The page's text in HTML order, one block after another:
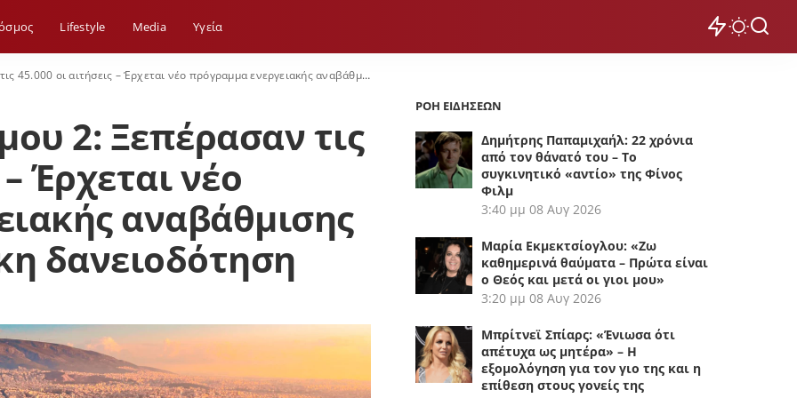
Lifestyle Media Yγεία
– Έρχεται νέο πρόγραμμα ενεργειακής αναβάθμισης κατοικιών με άτοκη δανειοδότηση
2: Ξεπέρασαν τις
Έρχεται νέο
αναβάθμισης
δανειοδότηση
ΡΟΗ ΕΙΔΗΣΕΩΝ
Δημήτρης Παπαμιχαήλ: 22 χρόνια
από τον θάνατό του – Το
συγκινητικό «αντίο» της Φίνος
Φιλμ
3:40 μμ 08 Αυγ 2026
Μαρία Εκμεκτσίογλου: «Ζω
καθημερινά θαύματα – Πρώτα είναι
ο Θεός και μετά οι γιοι μου»
3:20 μμ 08 Αυγ 2026
Μπρίτνεϊ Σπίαρς: «Ένιωσα ότι
απέτυχα ως μητέρα» – Η
εξομολόγηση για τον γιο της και η
επίθεση στους γονείς της